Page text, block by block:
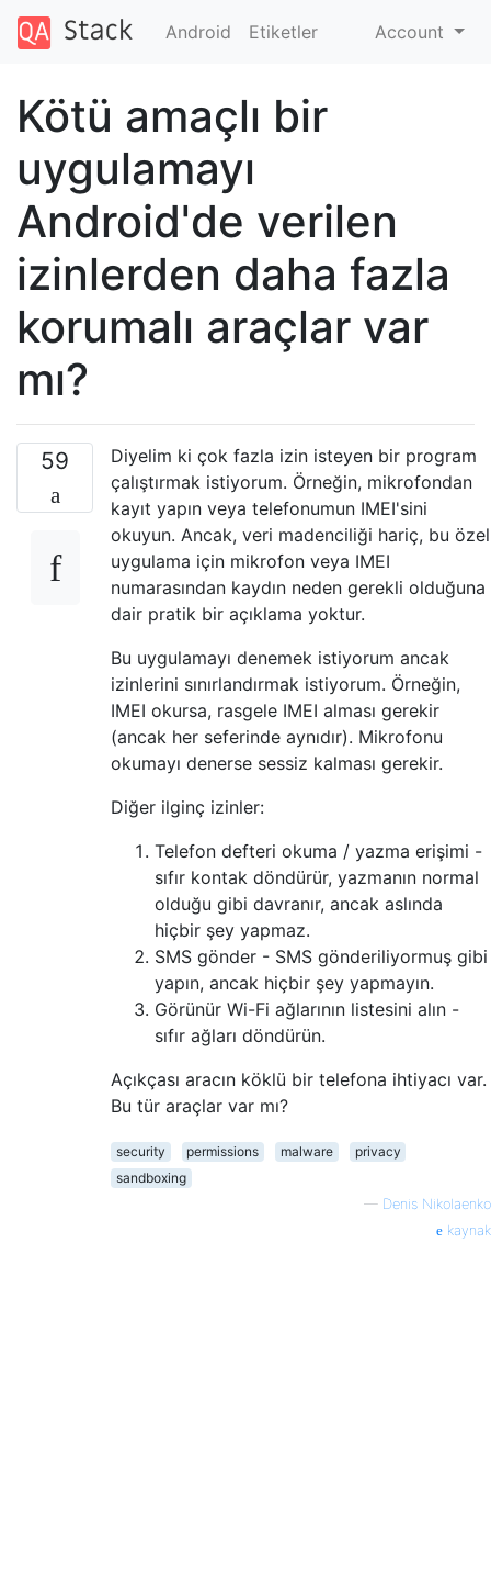
Android Etiketler Account
Kötü amaçlı bir
uygulamayı
Android'de verilen
izinlerden daha fazla
korumalı araçlar var
mı?
59
Diyelim ki çok fazla izin isteyen bir program
çalıştırmak istiyorum. Örneğin, mikrofondan
kayıt yapın veya telefonumun IMEI'sini
okuyun. Ancak, veri madenciliği hariç, bu özel
uygulama için mikrofon veya IMEI
numarasından kaydın neden gerekli olduğuna
dair pratik bir açıklama yoktur.
Bu uygulamayı denemek istiyorum ancak
izinlerini sınırlandırmak istiyorum. Örneğin,
IMEI okursa, rasgele IMEI alması gerekir
(ancak her seferinde aynıdır). Mikrofonu
okumayı denerse sessiz kalması gerekir.
Diğer ilginç izinler:
Telefon defteri okuma / yazma erişimi -
sıfır kontak döndürür, yazmanın normal
olduğu gibi davranır, ancak aslında
hiçbir şey yapmaz.
SMS gönder - SMS gönderiliyormuş gibi
yapın, ancak hiçbir şey yapmayın.
Görünür Wi-Fi ağlarının listesini alın -
sıfır ağları döndürün.
Açıkçası aracın köklü bir telefona ihtiyacı var.
Bu tür araçlar var mı?
security permissions malware
privacy
sandboxing
— Denis Nikolaenko
kaynak